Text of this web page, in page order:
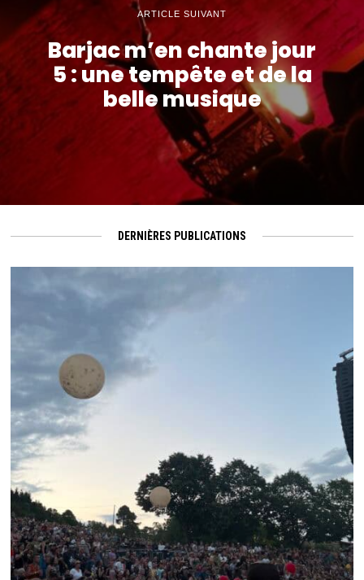
ARTICLE SUIVANT
Barjac m’en chante jour
5 : une tempête et de la
belle musique
DERNIÈRES PUBLICATIONS